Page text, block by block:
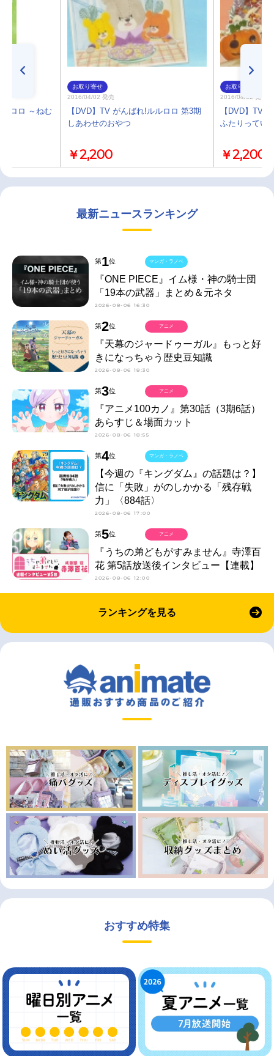
ロロ ～ねむ
お取り寄せ
2016/04/02 発売
【DVD】TV がんばれ!ルルロロ 第3期
しあわせのおやつ
￥2,200
お取り寄せ
2016/04/02 発売
【DVD】TV
ふたりってい
￥2,200
最新ニュースランキング
第1位
『ONE PIECE』イム様・神の騎士団
「19本の武器」まとめ＆元ネタ
2026-08-06 16:30
マンガ・ラノベ
第2位
『天幕のジャードゥーガル』もっと好
きになっちゃう歴史豆知識
2026-08-06 18:30
アニメ
第3位
『アニメ100カノ』第30話（3期6話）
あらすじ＆場面カット
2026-08-06 18:55
アニメ
第4位
【今週の『キングダム』の話題は？】
信に「失敗」がのしかかる「残存戦
力」〈884話〉
2026-08-06 17:00
マンガ・ラノベ
第5位
『うちの弟どもがすみません』寺澤百
花 第5話放送後インタビュー【連載】
2026-08-06 12:00
アニメ
ランキングを見る
おすすめ特集